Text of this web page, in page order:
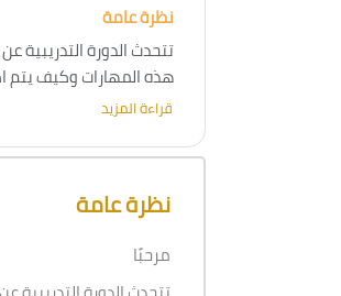
نظرة عامة
تتحدث الدورة التدريبية
هذه المهارات وكيف
مستوى الطلبة
قراءة المزيد
تجاوز [Cocoon] نظرة عامة على الدورة
نظرة عامة
مرحبًا